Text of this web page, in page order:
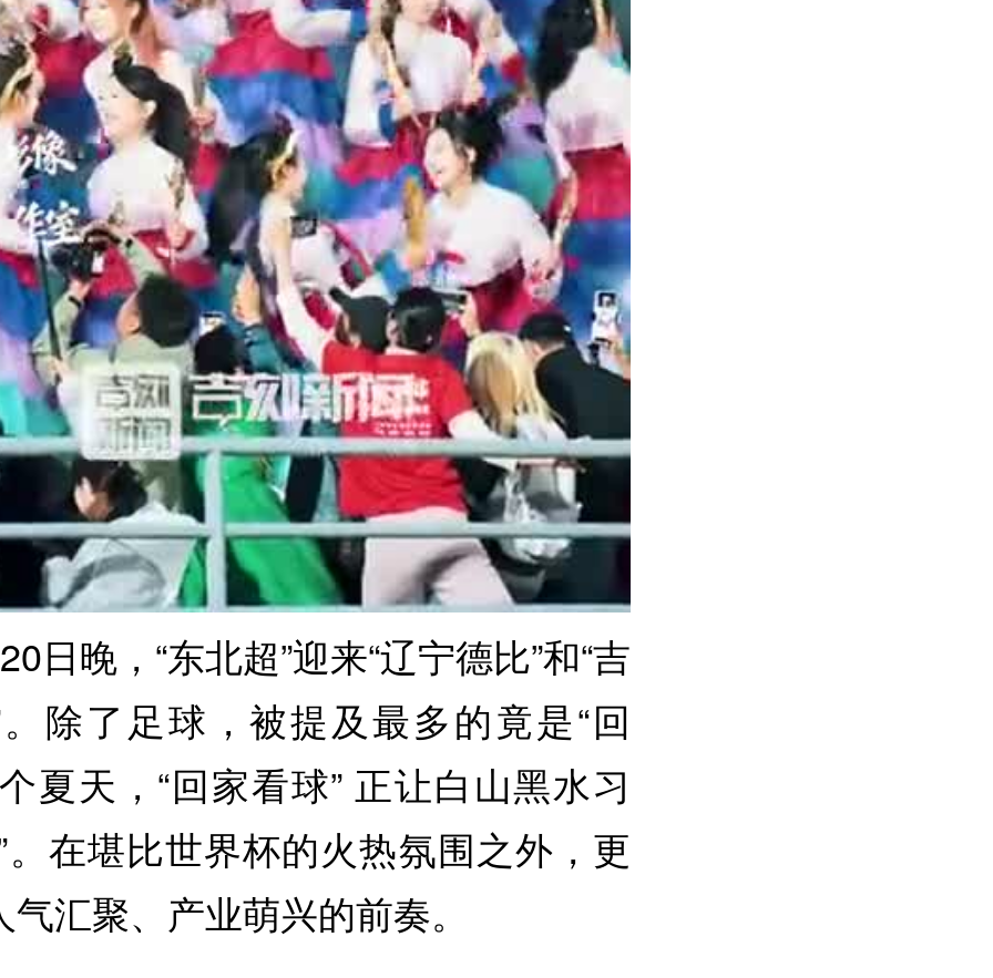
日晚，“东北超”迎来“辽宁德比”和“吉
除了足球，被提及最多的竟是“回
夏天，“回家看球” 正让白山黑水习
。在堪比世界杯的火热氛围之外，更
汇聚、产业萌兴的前奏。